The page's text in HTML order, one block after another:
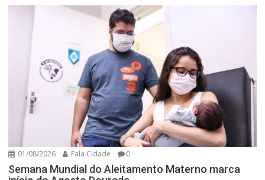
01/08/2026 Fala Cidade 0
Semana Mundial do Aleitamento Materno marca